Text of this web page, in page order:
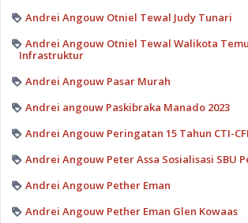
Andrei Angouw Otniel Tewal Judy Tunari
Andrei Angouw Otniel Tewal Walikota
Infrastruktur
Andrei Angouw Pasar Murah
Andrei angouw Paskibraka Manado 2023
Andrei Angouw Peringatan 15 Tahun CTI-
Andrei Angouw Peter Assa Sosialisasi SBU
Andrei Angouw Pether Eman
Andrei Angouw Pether Eman Glen Kowaas